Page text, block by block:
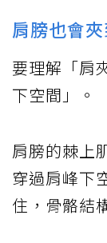
肩膀也會
要理解「肩
下空間」。
肩膀的棘上
穿過肩峰下
住，骨骼結